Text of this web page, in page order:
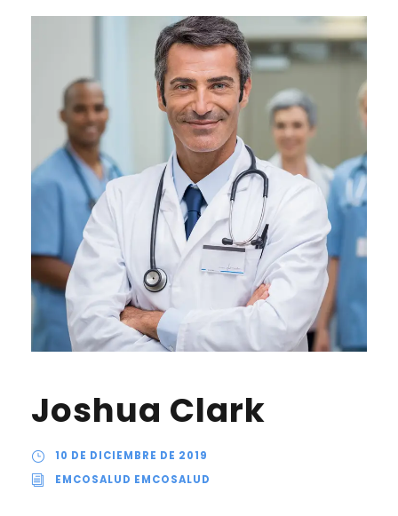
Joshua Clark
10 DE DICIEMBRE DE 2019
EMCOSALUD EMCOSALUD